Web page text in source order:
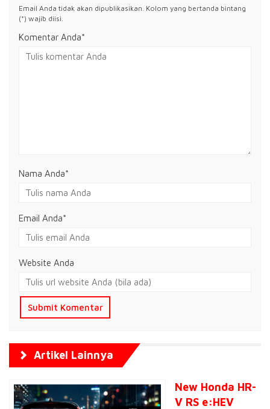
Email Anda tidak akan dipublikasikan. Kolom yang bertanda bintang
(*) wajib diisi.
Komentar Anda*
Nama Anda*
Email Anda*
Website Anda
Artikel Lainnya
New Honda HR-
V RS e:HEV